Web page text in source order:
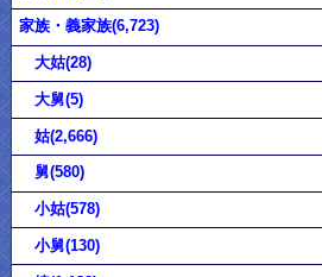
家族・義家族(6,723)
大姑(28)
大舅(5)
姑(2,666)
舅(580)
小姑(578)
小舅(130)